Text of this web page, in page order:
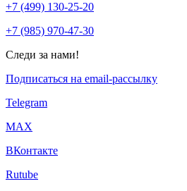
+7 (499) 130-25-20
+7 (985) 970-47-30
Следи за нами!
Подписаться на email-рассылку
Telegram
МАХ
ВКонтакте
Rutube